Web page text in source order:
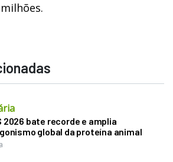
2026 bate recorde e amplia
global da proteína animal